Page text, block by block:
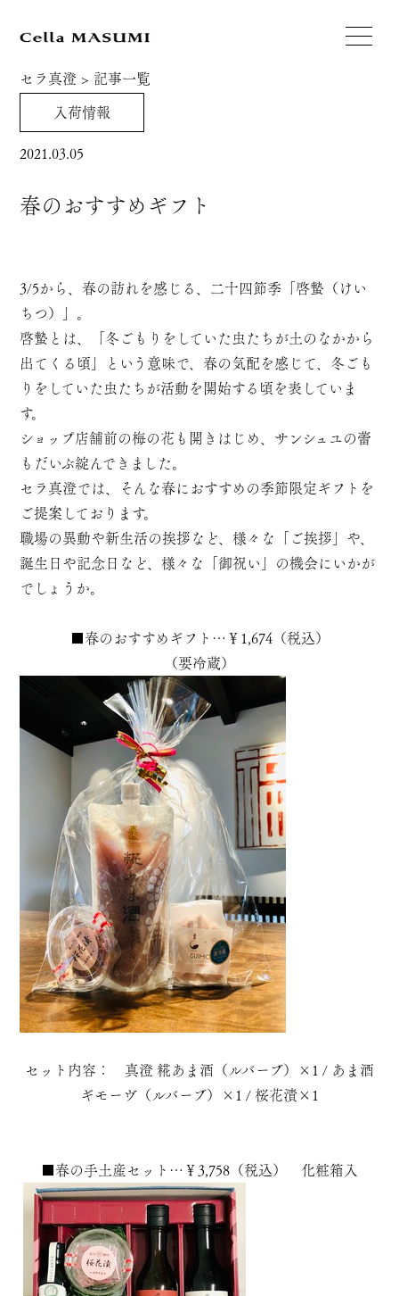
セラ真澄 > 記事一覧
入荷情報
2021.03.05
春のおすすめギフト
3/5から、春の訪れを感じる、二十四節季「啓蟄（けい
ちつ）」。
啓蟄とは、「冬ごもりをしていた虫たちが土のなかから
出てくる頃」という意味で、春の気配を感じて、冬ごも
りをしていた虫たちが活動を開始する頃を表していま
す。
ショップ店舗前の梅の花も開きはじめ、サンシュユの蕾
もだいぶ綻んできました。
セラ真澄では、そんな春におすすめの季節限定ギフトを
ご提案しております。
職場の異動や新生活の挨拶など、様々な「ご挨拶」や、
誕生日や記念日など、様々な「御祝い」の機会にいかが
でしょうか。
■春のおすすめギフト…￥1,674（税込）
（要冷蔵）
セット内容： 真澄 糀あま酒（ルバーブ）×1 / あま酒
ギモーヴ（ルバーブ）×1 / 桜花漬×1
■春の手土産セット…￥3,758（税込） 化粧箱入